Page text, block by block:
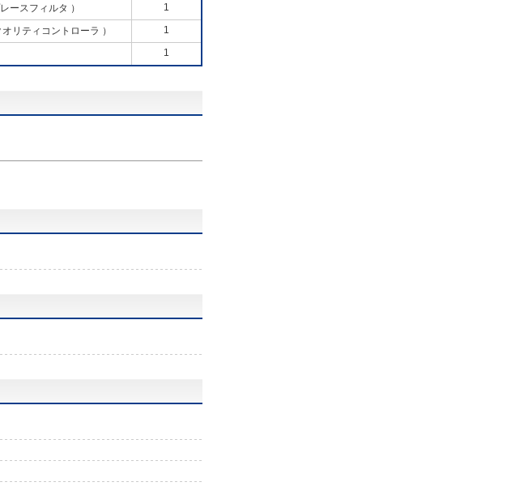
ースフィルタ ） 1
リティコントローラ ） 1
1